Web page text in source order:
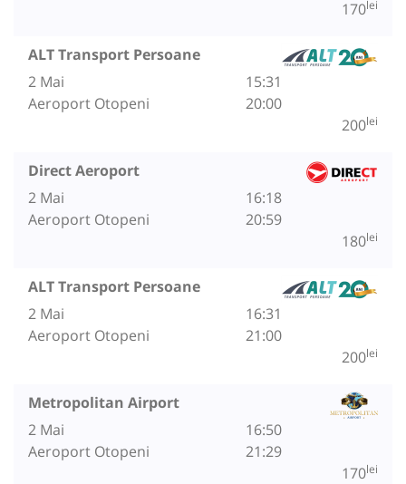
170lei
ALT Transport Persoane
2 Mai
Aeroport Otopeni
15:31
20:00
200lei
Direct Aeroport
2 Mai
Aeroport Otopeni
16:18
20:59
180lei
ALT Transport Persoane
2 Mai
Aeroport Otopeni
16:31
21:00
200lei
Metropolitan Airport
2 Mai
Aeroport Otopeni
16:50
21:29
170lei